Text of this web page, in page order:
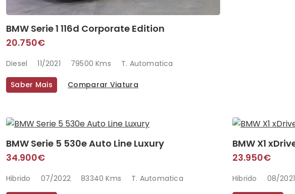
BMW Serie 1 116d Corporate Edition
20.750€
Diesel 11/2021 79500 Kms T. Automatica
Saber Mais Comparar Viatura
BMW Serie 5 530e Auto Line Luxury
34.900€
Hibrido 07/2022 83340 Kms T. Automatica
BMW X1
23.950€
Hibrido 08/2021